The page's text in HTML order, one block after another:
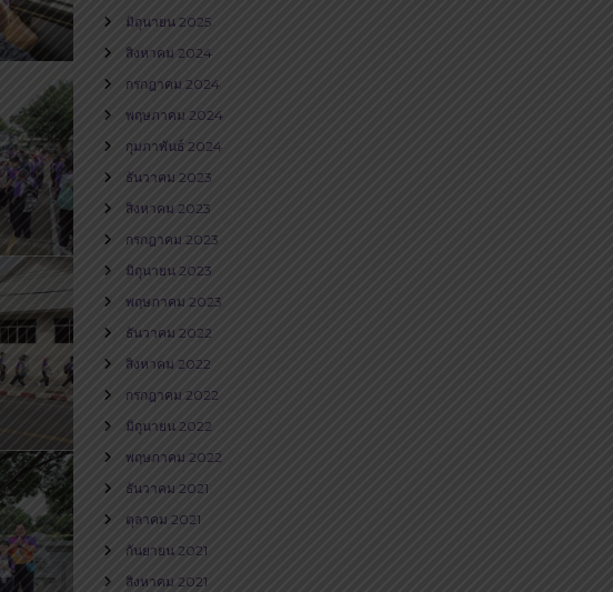
มิถุนายน 2025
สิงหาคม 2024
กรกฎาคม 2024
พฤษภาคม 2024
กุมภาพันธ์ 2024
ธันวาคม 2023
สิงหาคม 2023
กรกฎาคม 2023
มิถุนายน 2023
พฤษภาคม 2023
ธันวาคม 2022
สิงหาคม 2022
กรกฎาคม 2022
มิถุนายน 2022
พฤษภาคม 2022
ธันวาคม 2021
ตุลาคม 2021
กันยายน 2021
สิงหาคม 2021